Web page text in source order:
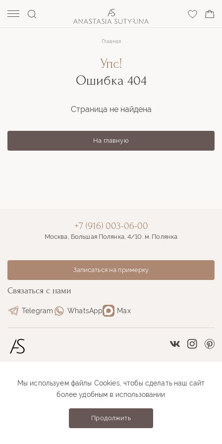
Главная
Упс!
Ошибка 404
Страница не найдена
На главную
Vkontakte
Связаться с нами
Telegram WhatsApp Max
+7 (916) 003-06-00
Москва, Большая Полянка, 4/10. м. Полянка
Записаться на примерку
Размерная сетка
Как проходит примерка
Как оформить заказ
Anastasia Sutyrina © 2026
Мы используем файлы Cookies, чтобы сделать наш сайт
более удобным в использовании
Продолжить